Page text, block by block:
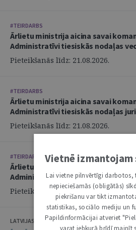
#TEIRDARBS
Ārlietu ministrija aicina savai
Administratīvi tiesiskās nodaļas
Pieteikšanās līdz: 21.08.2026.
#TEIRDARBS
Ārlietu ministrija aicina savai
Administratīvi tiesiskās nodaļas
Pieteikšanās līdz: 21.08.2026.
#TEIRDARBS
Ārlietu ministrija aicina savai
Administratīvi tiesiskās nodaļas
Pieteikšanās līdz: 21.08.2026.
LATVIJAS ZVĒRINĀTU ADVOKĀTU PADOME
Vietnē izmantojam
Lai vietne pilnvērtīgi darbotos,
nepieciešamās (obligātās)
piekrišanu var tikt
statistikas, sociālo mediju un
Papildinformācijai atveriet
varat jebkurā brīdī mainīt